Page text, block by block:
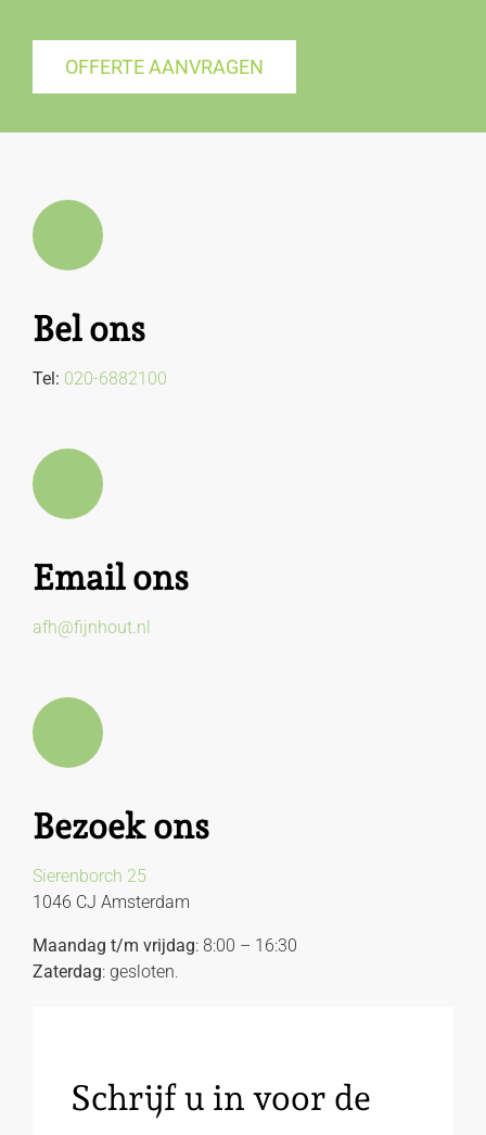
OFFERTE AANVRAGEN
Bel ons
Tel: 020-6882100
Email ons
afh@fijnhout.nl
Bezoek ons
Sierenborch 25
1046 CJ Amsterdam
Maandag t/m vrijdag: 8:00 – 16:30
Zaterdag: gesloten.
Schrijf u in voor de